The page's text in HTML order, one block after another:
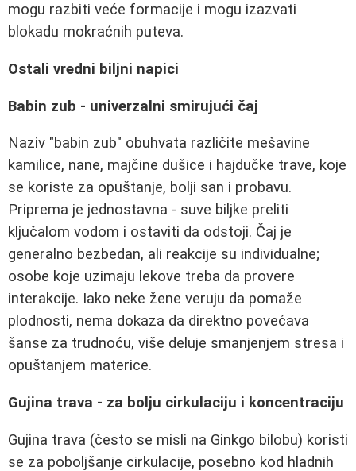
mogu razbiti veće formacije i mogu izazvati
blokadu mokraćnih puteva.
Ostali vredni biljni napici
Babin zub - univerzalni smirujući čaj
Naziv "babin zub" obuhvata različite mešavine
kamilice, nane, majčine dušice i hajdučke trave, koje
se koriste za opuštanje, bolji san i probavu.
Priprema je jednostavna - suve biljke preliti
ključalom vodom i ostaviti da odstoji. Čaj je
generalno bezbedan, ali reakcije su individualne;
osobe koje uzimaju lekove treba da provere
interakcije. Iako neke žene veruju da pomaže
plodnosti, nema dokaza da direktno povećava
šanse za trudnoću, više deluje smanjenjem stresa i
opuštanjem materice.
Gujina trava - za bolju cirkulaciju i koncentraciju
Gujina trava (često se misli na Ginkgo bilobu) koristi
se za poboljšanje cirkulacije, posebno kod hladnih